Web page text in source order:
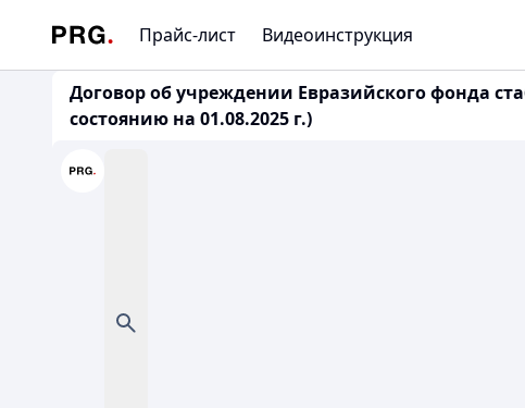
Прайс-лист Видеоинструкция
Договор об учреждении Евразийского фонда
состоянию на 01.08.2025 г.)